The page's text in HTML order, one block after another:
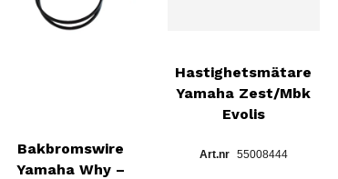
Bakbromswire
Yamaha Why –
Hastighetsmätare
Yamaha Zest/Mbk
Evolis
55008444